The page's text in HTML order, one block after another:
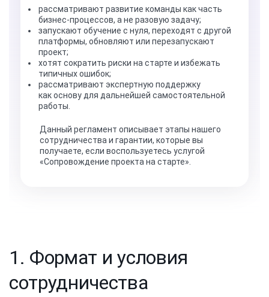
рассматривают развитие команды как часть
бизнес-процессов, а не разовую задачу;
запускают обучение с нуля, переходят с другой
платформы, обновляют или перезапускают
проект;
хотят сократить риски на старте и избежать
типичных ошибок;
рассматривают экспертную поддержку
как основу для дальнейшей самостоятельной
работы.
Данный регламент описывает этапы нашего
сотрудничества и гарантии, которые вы
получаете, если воспользуетесь услугой
«Сопровождение проекта на старте».
1. Формат и условия
сотрудничества